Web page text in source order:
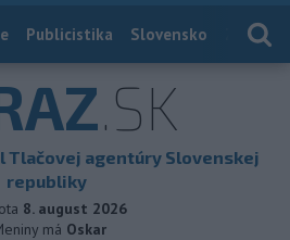
Publicistika Slovensko
.SK
Tlačovej agentúry Slovenskej
republiky
8. august 2026
má Oskar